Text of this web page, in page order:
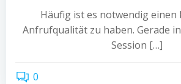
Häufig ist es notwendig einen
Anfrufqualität zu haben. Gerade
Session […]
0